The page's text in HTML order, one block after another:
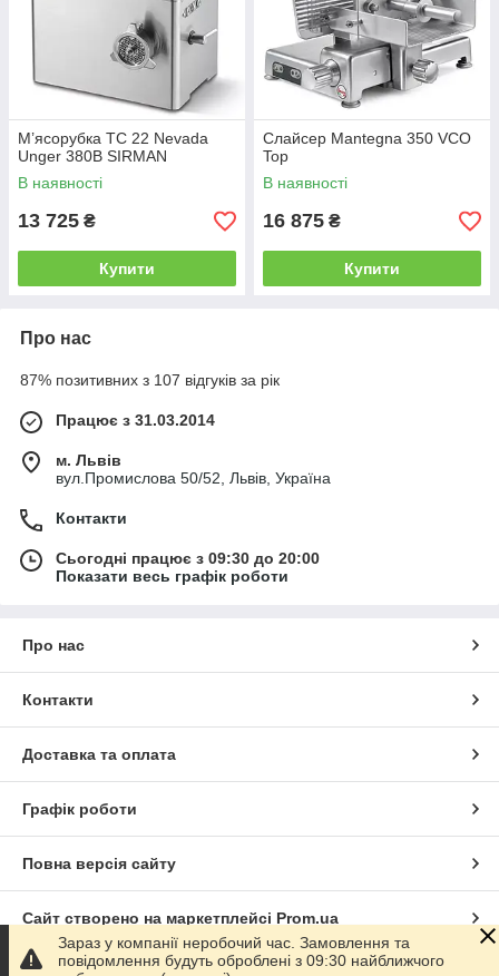
М’ясорубка TC 22 Nevada
Unger 380В SIRMAN
В наявності
13 725 ₴
Купити
Слайсер Mantegna 350 VCO
Top
В наявності
16 875 ₴
Купити
Про нас
87% позитивних з 107 відгуків за рік
Працює з 31.03.2014
м. Львів
вул.Промислова 50/52, Львів, Україна
Контакти
Сьогодні працює з 09:30 до 20:00
Показати весь графік роботи
Про нас
Контакти
Доставка та оплата
Графік роботи
Повна версія сайту
Сайт створено на маркетплейсі Prom.ua
Зараз у компанії неробочий час. Замовлення та
повідомлення будуть оброблені з 09:30 найближчого